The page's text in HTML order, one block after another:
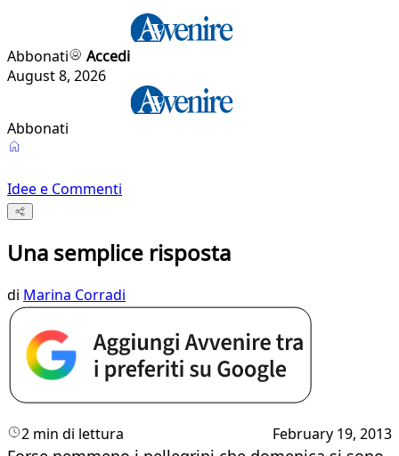
Abbonati
Accedi
August 8, 2026
Abbonati
Idee e Commenti
Una semplice risposta
di Marina Corradi
2 min di lettura February 19, 2013